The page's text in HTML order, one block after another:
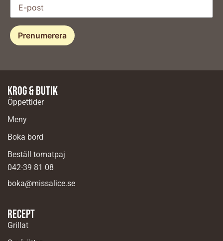
Krog & butik
Öppettider
Meny
Boka bord
Beställ tomatpaj
042-39 81 08
boka@missalice.se
Recept
Grillat